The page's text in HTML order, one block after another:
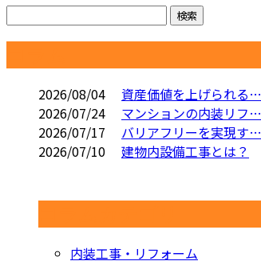
2026/08/04
資産価値を上げられる…
2026/07/24
マンションの内装リフ…
2026/07/17
バリアフリーを実現す…
2026/07/10
建物内設備工事とは？
内装工事・リフォーム